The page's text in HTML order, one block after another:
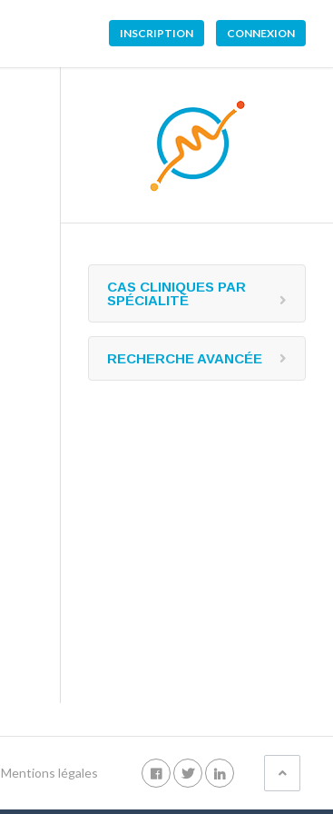
INSCRIPTION CONNEXION
CAS CLINIQUES PAR
SPÉCIALITÉ
RECHERCHE AVANCÉE
Mentions légales